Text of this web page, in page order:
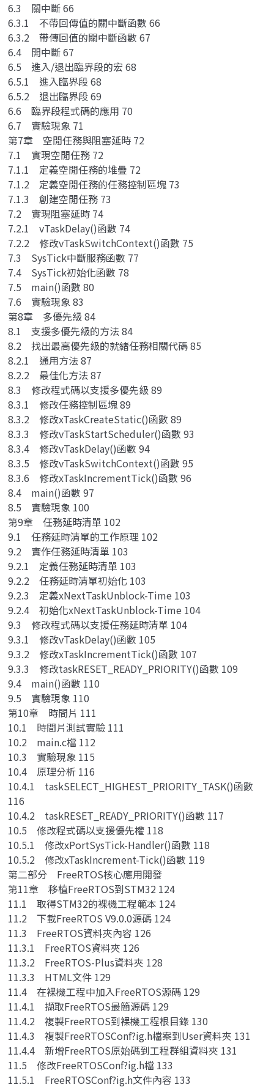
6.3 關中斷 66
6.3.1 不帶回傳值的關中斷函數 66
6.3.2 帶傳回值的關中斷函數 67
6.4 開中斷 67
6.5 進入/退出臨界段的宏 68
6.5.1 進入臨界段 68
6.5.2 退出臨界段 69
6.6 臨界段程式碼的應用 70
6.7 實驗現象 71
第7章 空閒任務與阻塞延時 72
7.1 實現空閒任務 72
7.1.1 定義空閒任務的堆疊 72
7.1.2 定義空閒任務的任務控制區塊 73
7.1.3 創建空閒任務 73
7.2 實現阻塞延時 74
7.2.1 vTaskDelay()函數 74
7.2.2 修改vTaskSwitchContext()函數 75
7.3 SysTick中斷服務函數 77
7.4 SysTick初始化函數 78
7.5 main()函數 80
7.6 實驗現象 83
第8章 多優先級 84
8.1 支援多優先級的方法 84
8.2 找出最高優先級的就緒任務相關代碼 85
8.2.1 通用方法 87
8.2.2 最佳化方法 87
8.3 修改程式碼以支援多優先級 89
8.3.1 修改任務控制區塊 89
8.3.2 修改xTaskCreateStatic()函數 89
8.3.3 修改vTaskStartScheduler()函數 93
8.3.4 修改vTaskDelay()函數 94
8.3.5 修改vTaskSwitchContext()函數 95
8.3.6 修改xTaskIncrementTick()函數 96
8.4 main()函數 97
8.5 實驗現象 100
第9章 任務延時清單 102
9.1 任務延時清單的工作原理 102
9.2 實作任務延時清單 103
9.2.1 定義任務延時清單 103
9.2.2 任務延時清單初始化 103
9.2.3 定義xNextTaskUnblock-Time 103
9.2.4 初始化xNextTaskUnblock-Time 104
9.3 修改程式碼以支援任務延時清單 104
9.3.1 修改vTaskDelay()函數 105
9.3.2 修改xTaskIncrementTick()函數 107
9.3.3 修改taskRESET_READY_PRIORITY()函數 109
9.4 main()函數 110
9.5 實驗現象 110
第10章 時間片 111
10.1 時間片測試實驗 111
10.2 main.c檔 112
10.3 實驗現象 115
10.4 原理分析 116
10.4.1 taskSELECT_HIGHEST_PRIORITY_TASK()函數
116
10.4.2 taskRESET_READY_PRIORITY()函數 117
10.5 修改程式碼以支援優先權 118
10.5.1 修改xPortSysTick-Handler()函數 118
10.5.2 修改xTaskIncrement-Tick()函數 119
第二部分 FreeRTOS核心應用開發
第11章 移植FreeRTOS到STM32 124
11.1 取得STM32的裸機工程範本 124
11.2 下載FreeRTOS V9.0.0源碼 124
11.3 FreeRTOS資料夾內容 126
11.3.1 FreeRTOS資料夾 126
11.3.2 FreeRTOS-Plus資料夾 128
11.3.3 HTML文件 129
11.4 在裸機工程中加入FreeRTOS源碼 129
11.4.1 擷取FreeRTOS最簡源碼 129
11.4.2 複製FreeRTOS到裸機工程根目錄 130
11.4.3 複製FreeRTOSConf?ig.h檔案到User資料夾 131
11.4.4 新增FreeRTOS原始碼到工程群組資料夾 131
11.5 修改FreeRTOSConf?ig.h檔 133
11.5.1 FreeRTOSConf?ig.h文件內容 133